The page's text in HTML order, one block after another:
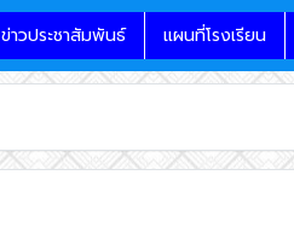
ข่าวประชาสัมพันธ์ แผนที่โรงเรียน